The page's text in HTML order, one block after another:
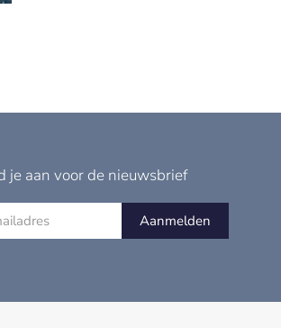
je aan voor de nieuwsbrief
Aanmelden